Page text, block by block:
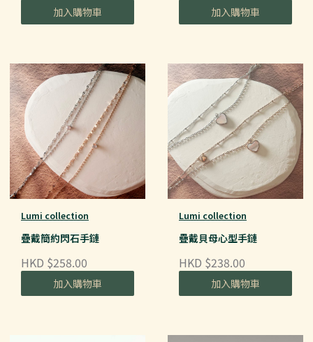
加入購物車 加入購物車
Lumi collection
疊戴簡約閃石手鏈
HKD $258.00
加入購物車
Lumi collection
疊戴貝母心型手鏈
HKD $238.00
加入購物車